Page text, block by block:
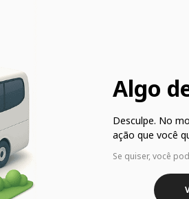
Algo
Desculpe. No
ação que você
Se quiser, você